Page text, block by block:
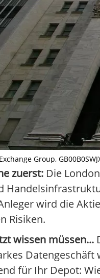
Group,
zuerst: Die
wird die
Risiken.
wissen müssen...
Datengeschäft
für Ihr Depot: